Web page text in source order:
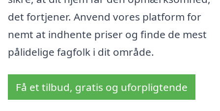
det fortjener. Anvend vores platform for
nemt at indhente priser og finde de mest
pålidelige fagfolk i dit område.
Få et tilbud, gratis og uforpligtende